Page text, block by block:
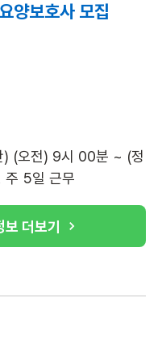
양보호사 모집
) (오전) 9시 00분 ~ (정
5일 근무
보 더보기